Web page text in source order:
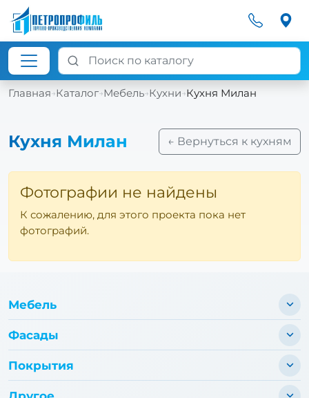
Главная→Каталог→Мебель→Кухни→Кухня Милан
Кухня Милан ← Вернуться к кухням
Фотографии не найдены
К сожалению, для этого проекта пока нет
фотографий.
Мебель
Фасады
Покрытия